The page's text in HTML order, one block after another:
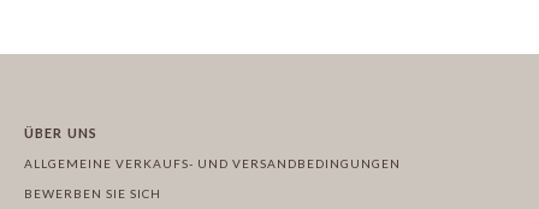
ÜBER UNS
ALLGEMEINE VERKAUFS- UND VERSANDBEDINGUNGEN
BEWERBEN SIE SICH